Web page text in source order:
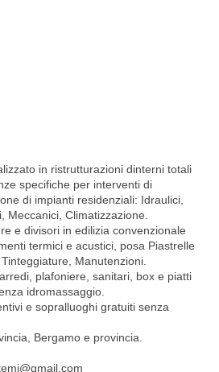
in ristrutturazioni dinterni totali
specifiche per interventi di
di impianti residenziali: Idraulici,
Meccanici, Climatizzazione.
e divisori in edilizia convenzionale
termici e acustici, posa Piastrelle
Manutenzioni.
plafoniere, sanitari, box e piatti
idromassaggio.
e sopralluoghi gratuiti senza
Bergamo e provincia.